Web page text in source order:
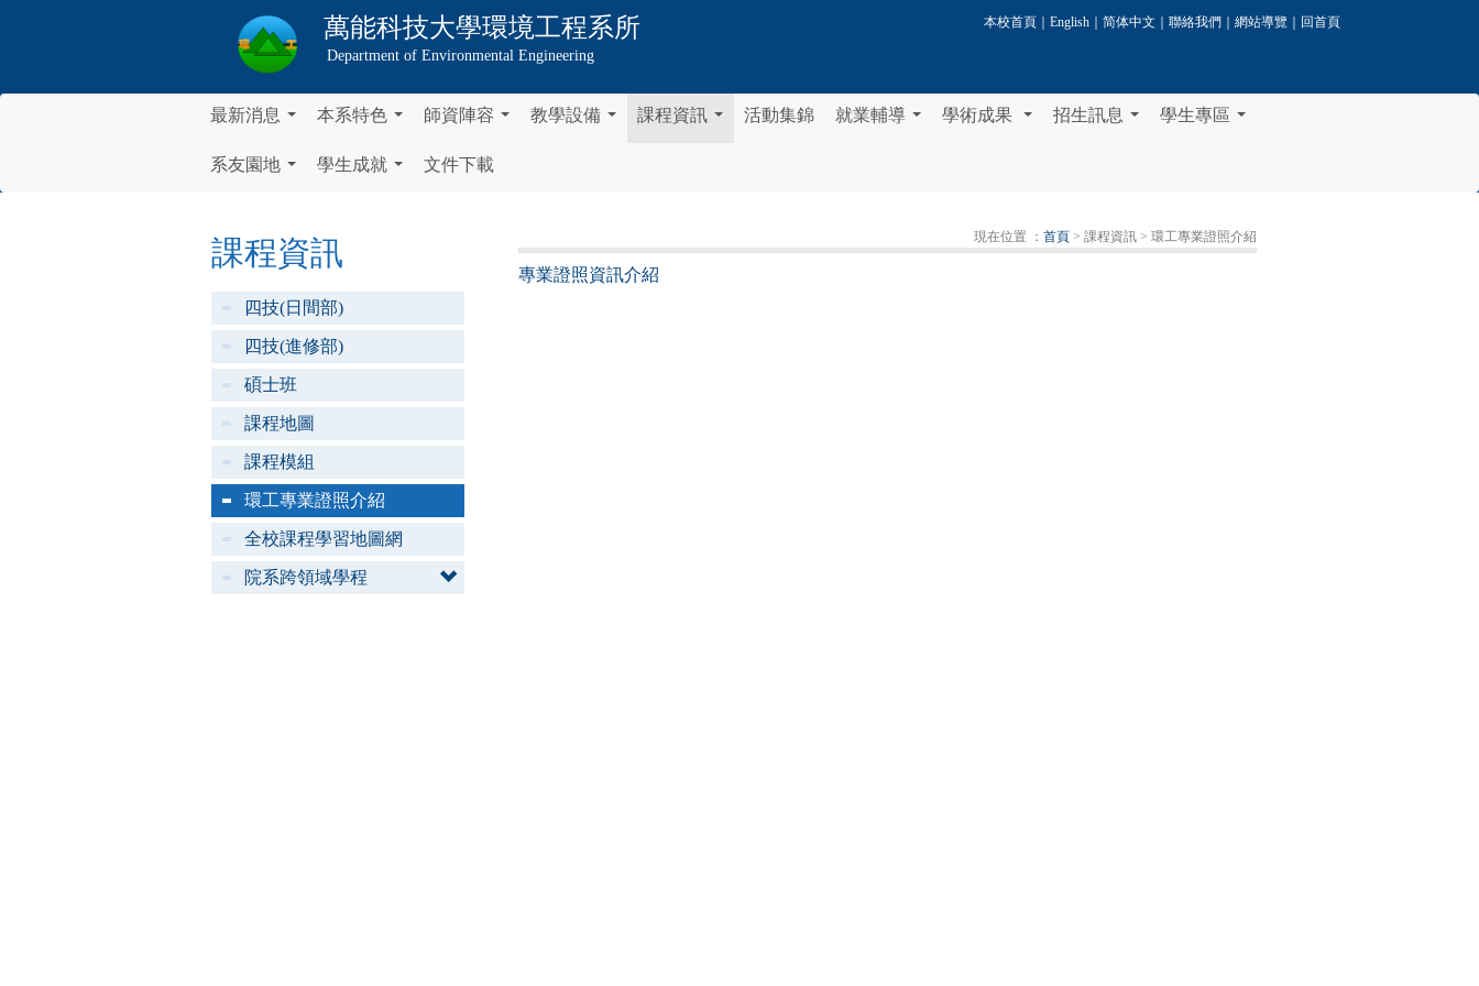
萬能科技大學環境工程系所
Department of Environmental Engineering
本校首頁｜ English｜ 简体中文 聯絡我們 網站導覽｜ 回首頁
最新消息 本系特色 師資陣容 教學設備 課程資訊 活動集錦 就業輔導 學術成果 招生訊息 學生專區
系友園地
學生成就 文件下載
課程資訊
四技(日間部)
四技(進修部)
碩士班
課程地圖
課程模組
環工專業證照介紹
全校課程學習地圖網
院系跨領域學程
現在位置 ： 首頁 > 課程資訊 > 環工專業證照介紹
專業證照資訊介紹